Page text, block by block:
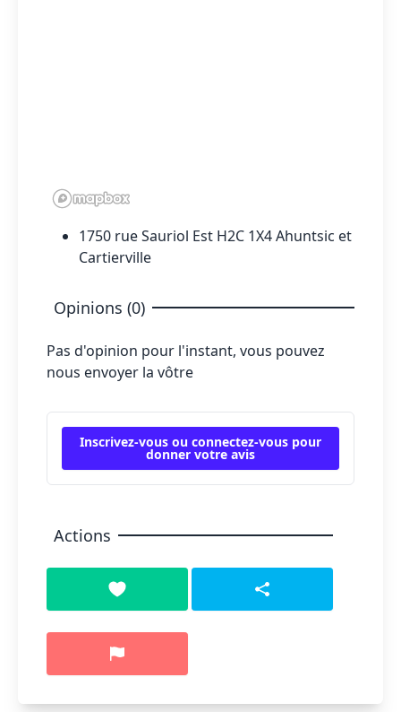
1750 rue Sauriol Est H2C 1X4 Ahuntsic et
Cartierville
Opinions (0)
Pas d'opinion pour l'instant, vous pouvez
nous envoyer la vôtre
Inscrivez-vous ou connectez-vous pour
donner votre avis
Actions